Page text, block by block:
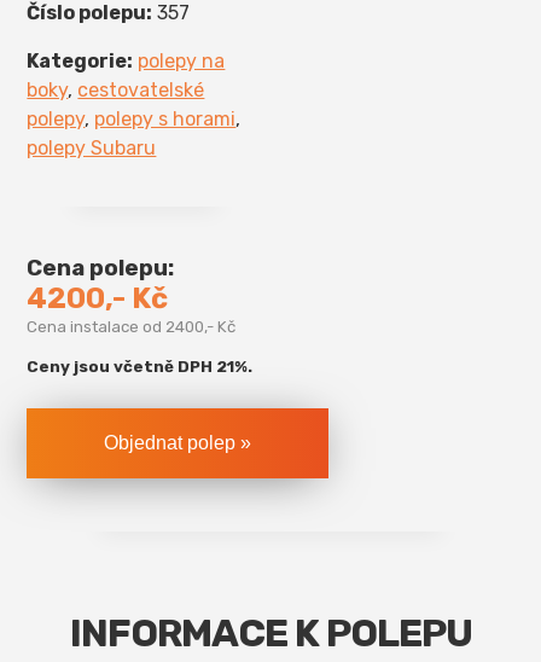
Číslo polepu: 357
Kategorie: polepy na
boky, cestovatelské
polepy, polepy s horami,
polepy Subaru
Cena polepu:
4200,- Kč
Cena instalace od 2400,- Kč
Ceny jsou včetně DPH 21%.
INFORMACE K POLEPU